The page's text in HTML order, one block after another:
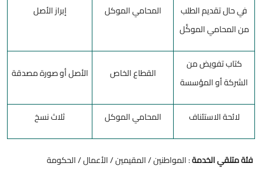
في حال تقديم الطلب
من المحامي الموكَّل
المحامي الموكل
إبراز الأصل
كتاب تفويض من
الشركة أو المؤسسة
القطاع الخاص الأصل أو صورة مصدقة
لائحة الاستئناف المحامي الموكل ثلاث نسخ
فئة متلقي الخدمة: المواطنين / المقيمين / الأعمال / الحكومة